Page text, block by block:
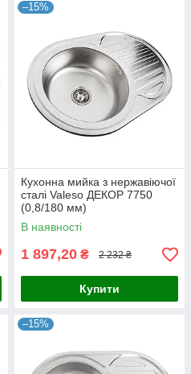
–15%
Кухонна мийка з нержавіючої
сталі Valeso ДЕКОР 7750
(0,8/180 мм)
В наявності
1 897,20 ₴ 2 232 ₴
Купити
–15%